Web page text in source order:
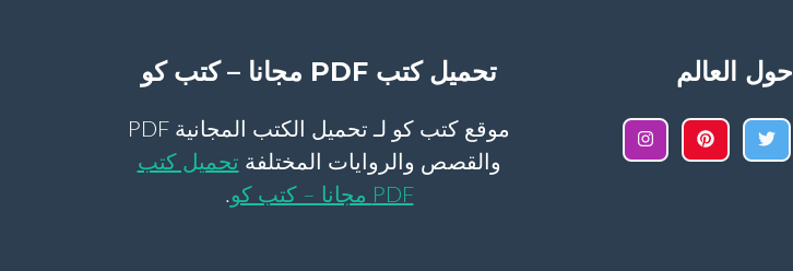
حول العالم تحميل كتب PDF مجانا – كتب كو
موقع كتب كو لـ تحميل الكتب المجانية PDF
والقصص والروايات المختلفة تحميل كتب
PDF مجانا – كتب كو
.